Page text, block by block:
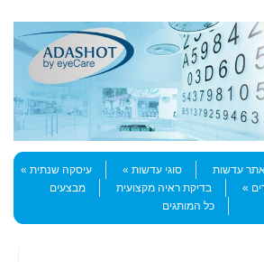
עדשות סוגי עדשות
עיסקה שנתית
בדיקת ראיה מקצועית
מבצעים
כל המותגים